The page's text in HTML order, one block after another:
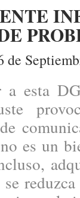
de
es un